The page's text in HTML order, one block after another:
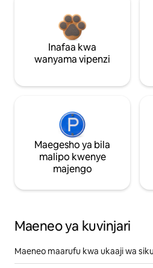
Inafaa kwa
wanyama vipenzi
Maegesho ya bila
malipo kwenye
majengo
Maeneo ya kuvinjari
Maeneo maarufu kwa ukaaji wa